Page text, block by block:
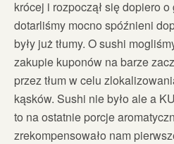
krócej i rozpoczął się dopiero
dotarliśmy mocno spóźnieni
były już tłumy. O sushi
zakupie kuponów na barze
przez tłum w celu
kąsków. Sushi nie było ale a
to na ostatnie porcje
zrekompensowało nam